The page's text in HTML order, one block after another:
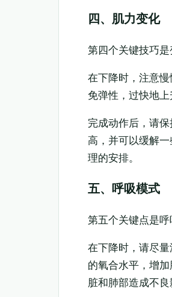
四、肌力变化
第四个关键技巧是
在下降时，注意
免弹性，过快地上
完成动作后，请
高，并可以缓解
理的安排。
五、呼吸模式
第五个关键点是
在下降时，请尽
的氧合水平，增
脏和肺部造成不良